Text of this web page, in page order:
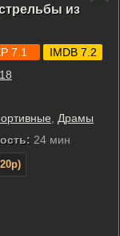
из
, Драмы
24 мин
7.1 IMDB 7.2